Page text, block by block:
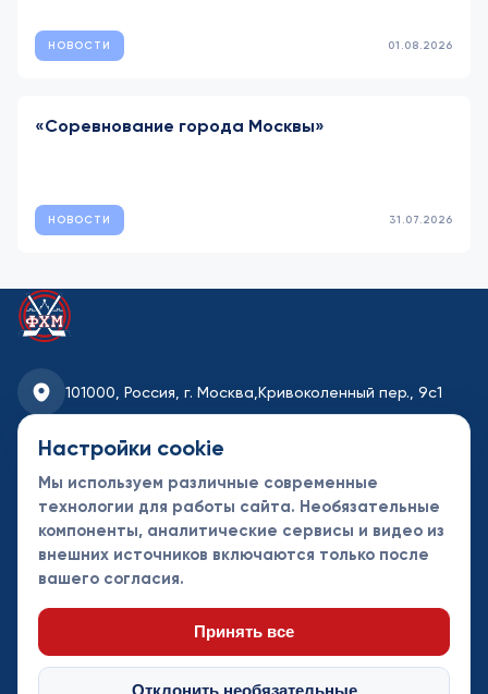
НОВОСТИ 01.08.2026
«Соревнование города Москвы»
НОВОСТИ 31.07.2026
101000, Россия, г. Москва, Кривоколенный пер., 9с1
fhmoscow@mail.ru
8-495-621-35-95
Новости
Турниры
Контакты
партнеры
Настройки cookie
Мы используем различные современные
технологии для работы сайта. Необязательные
компоненты, аналитические сервисы и видео из
внешних источников включаются только после
вашего согласия.
Принять все
Отклонить необязательные